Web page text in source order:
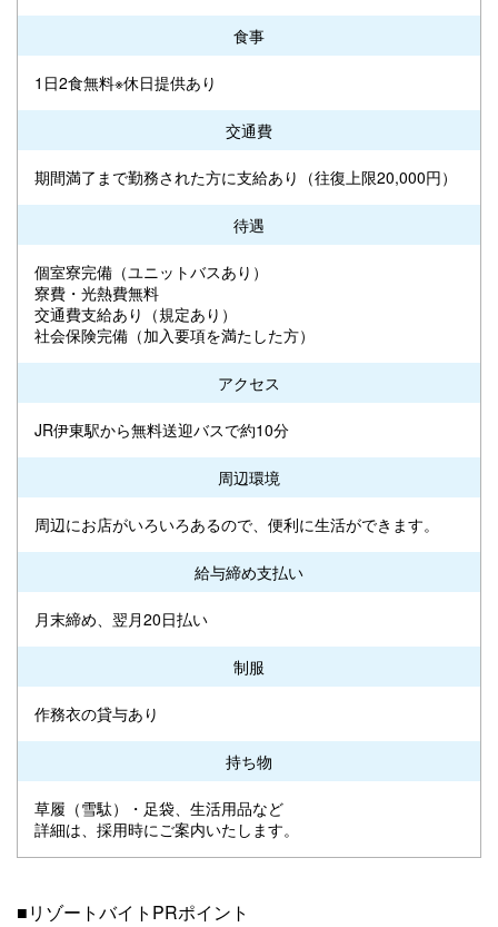
食事
1日2食無料※休日提供あり
交通費
期間満了まで勤務された方に支給あり（往復上限20,000円）
待遇
個室寮完備（ユニットバスあり）
寮費・光熱費無料
交通費支給あり（規定あり）
社会保険完備（加入要項を満たした方）
アクセス
JR伊東駅から無料送迎バスで約10分
周辺環境
周辺にお店がいろいろあるので、便利に生活ができます。
給与締め支払い
月末締め、翌月20日払い
制服
作務衣の貸与あり
持ち物
草履（雪駄）・足袋、生活用品など
詳細は、採用時にご案内いたします。
■リゾートバイトPRポイント